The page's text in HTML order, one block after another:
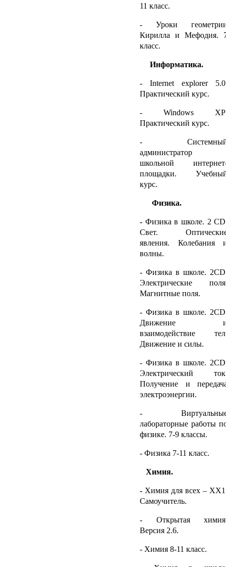
11 класс.
- Уроки
Кирилла и Мефодия.
класс.
Информатика.
-Internet explorer
Практический курс.
-Windows XP
Практический курс.
-
администратор
школьной
площадки.
курс.
Физика.
- Физика в школе. 2 СD
Свет.
явления. Колебания
волны.
- Физика в школе. 2СD
Электрические
Магнитные поля.
- Физика в школе. 2СD
Движение
взаимодействие
Движение и силы.
- Физика в школе. 2СD
Электрический
Получение и
электроэнергии.
-
лабораторные работы
физике. 7-9 классы.
- Физика 7-11 класс.
Химия.
- Химия для всех –
Самоучитель.
- Открытая
Версия 2.6.
- Химия 8-11 класс.